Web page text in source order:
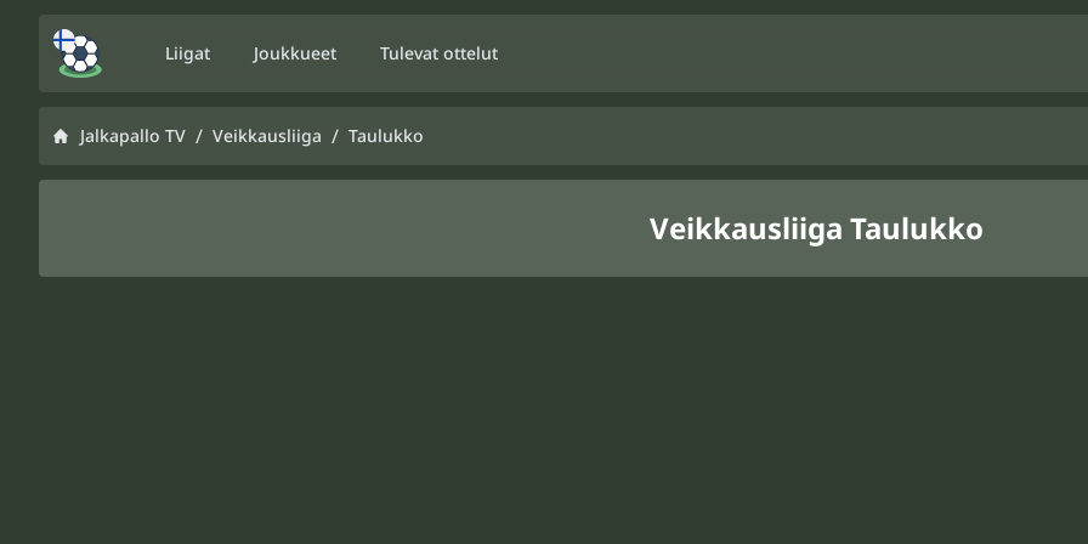
Liigat Joukkueet Tulevat ottelut
Jalkapallo TV / Veikkausliiga / Taulukko
Veikkausliiga Taulukko